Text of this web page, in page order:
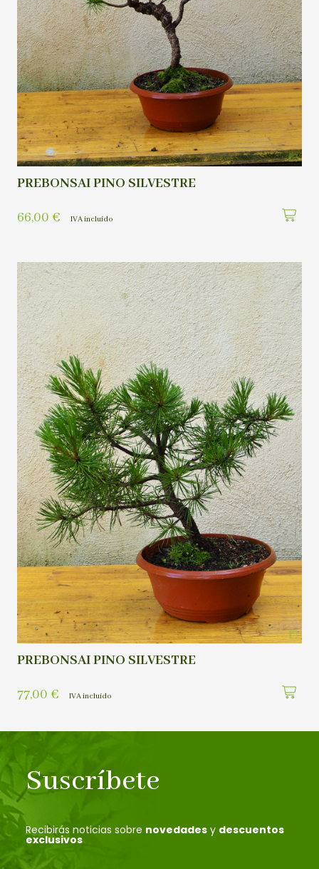
PREBONSAI PINO SILVESTRE
66,00 € IVA incluído
PREBONSAI PINO SILVESTRE
77,00 € IVA incluído
Suscríbete
Recibirás noticias sobre novedades y descuentos
exclusivos